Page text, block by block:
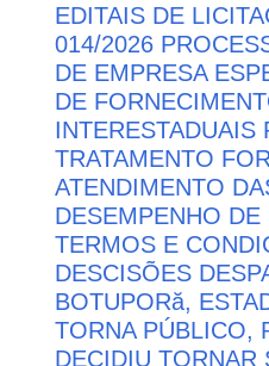
EDITAIS DE
014/2026
DE EMPRESA
DE
INTERESTADUAIS
TRATAMENTO
ATENDIMENTO
DESEMPENHO
TERMOS E
DESCISÕES
BOTUPORă,
TORNA PÚBLICO,
DECIDIU TORNAR